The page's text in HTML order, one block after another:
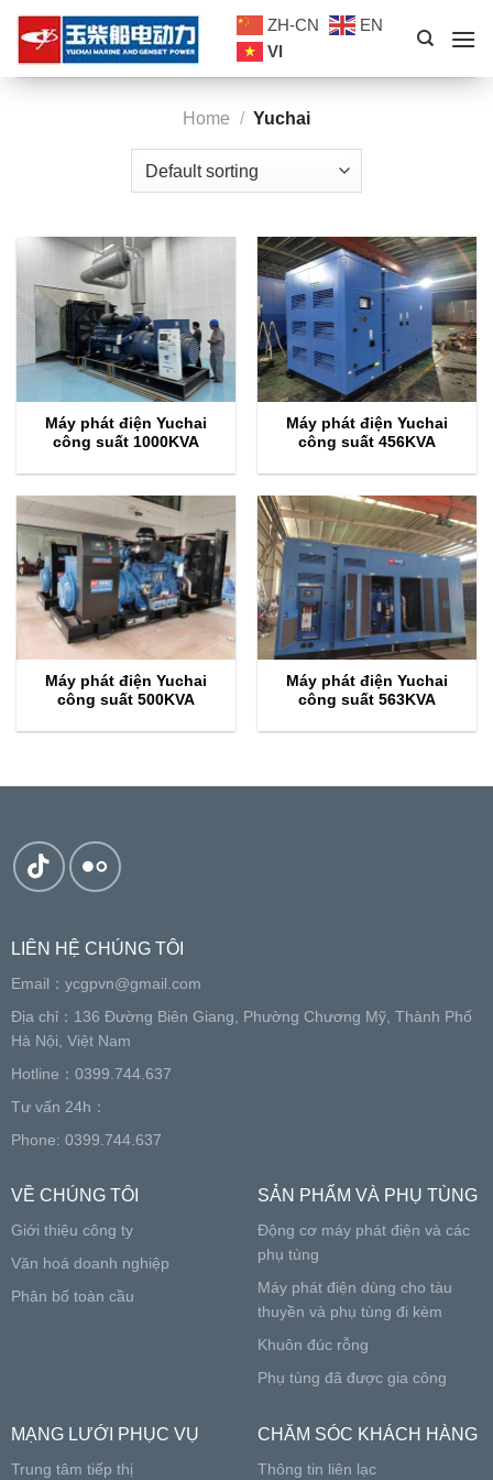
Skip
content
ZH-CN
EN
VI
Home / Yuchai
Máy phát điện Yuchai
công suất 1000KVA
Máy phát điện Yuchai
công suất 456KVA
Máy phát điện Yuchai
công suất 500KVA
Máy phát điện Yuchai
công suất 563KVA
LIÊN HỆ CHÚNG TÔI
Email： ycgpvn@gmail.com
Địa chỉ：136 Đường Biên Giang, Phường Chương Mỹ, Thành Phố
Hà Nội, Việt Nam
Hotline：0399.744.637
Tư vấn 24h：
Phone: 0399.744.637
VỀ CHÚNG TÔI
Giới thiệu công ty
Văn hoá doanh nghiệp
Phân bố toàn cầu
SẢN PHẨM VÀ PHỤ TÙNG
Động cơ máy phát điện và các
phụ tùng
Máy phát điện dùng cho tàu
thuyền và phụ tùng đi kèm
Khuôn đúc rỗng
Phụ tùng đã được gia công
MẠNG LƯỚI PHỤC VỤ
Trung tâm tiếp thị
CHĂM SÓC KHÁCH HÀNG
Thông tin liên lạc